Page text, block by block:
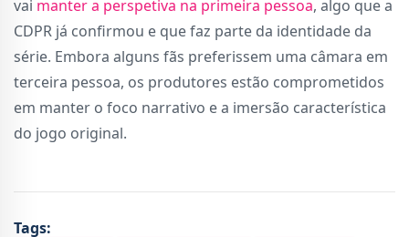
vai manter a perspetiva na primeira pessoa, algo que a
CDPR já confirmou e que faz parte da identidade da
série. Embora alguns fãs preferissem uma câmara em
terceira pessoa, os produtores estão comprometidos
em manter o foco narrativo e a imersão característica
do jogo original.
Tags: